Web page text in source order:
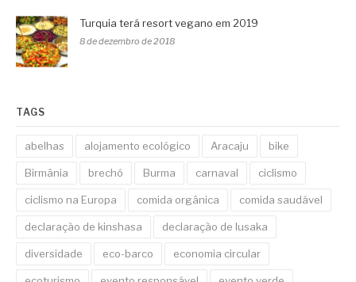
Turquia terá resort vegano em 2019
8 de dezembro de 2018
TAGS
abelhas alojamento ecológico Aracaju bike
Birmânia brechó Burma carnaval ciclismo
ciclismo na Europa comida orgânica comida saudável
declaração de kinshasa declaração de lusaka
diversidade eco-barco economia circular